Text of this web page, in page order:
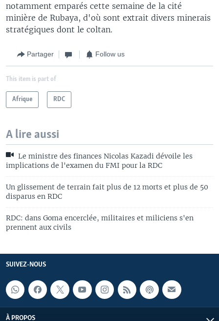
notamment emparés cette semaine de la cité
minière de Rubaya, d'où sont extrait divers minerais
stratégiques dont le coltan.
Partager Follow us
This item is part of
Afrique RDC
A lire aussi
Le ministre des finances Nicolas Kazadi dévoile les
implications de l'examen du FMI pour la RDC
Un glissement de terrain fait plus de 12 morts et plus de 50
disparus en RDC
RDC: dans Goma encerclée, militaires et miliciens s'en
prennent aux civils
SUIVEZ-NOUS
À PROPOS